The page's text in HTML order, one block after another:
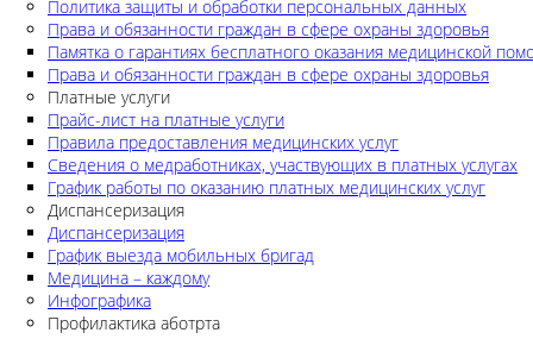
Политика защиты и обработки персональных данных
Права и обязанности граждан в сфере охраны здоровья
Памятка о гарантиях бесплатного оказания медицинской
Права и обязанности граждан в сфере охраны здоровья
Платные услуги
Прайс-лист на платные услуги
Правила предоставления медицинских услуг
Сведения о медработниках, участвующих в платных услугах
График работы по оказанию платных медицинских услуг
Диспансеризация
Диспансеризация
График выезда мобильных бригад
Медицина – каждому
Инфографика
Профилактика аботрта